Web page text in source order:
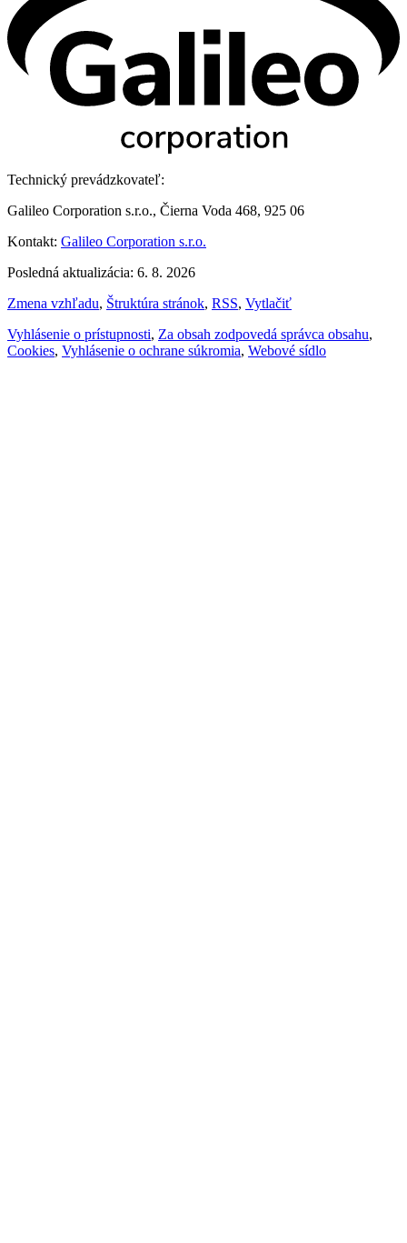
Technický prevádzkovateľ:
Galileo Corporation s.r.o., Čierna Voda 468, 925 06
Kontakt: Galileo Corporation s.r.o.
Posledná aktualizácia: 6. 8. 2026
Zmena vzhľadu, Štruktúra stránok, RSS, Vytlačiť
Vyhlásenie o prístupnosti, Za obsah zodpovedá správca obsahu,
Cookies, Vyhlásenie o ochrane súkromia, Webové sídlo